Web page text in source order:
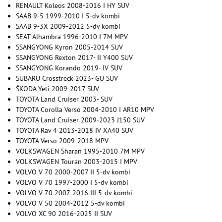
RENAULT Koleos 2008-2016 I HY SUV
SAAB 9-5 1999-2010 I 5-dv kombi
SAAB 9-3X 2009-2012 5-dv kombi
SEAT Alhambra 1996-2010 I 7M MPV
SSANGYONG Kyron 2005-2014 SUV
SSANGYONG Rexton 2017- II Y400 SUV
SSANGYONG Korando 2019- IV SUV
SUBARU Crosstreck 2023- GU SUV
ŠKODA Yeti 2009-2017 SUV
TOYOTA Land Cruiser 2003- SUV
TOYOTA Corolla Verso 2004-2010 I AR10 MPV
TOYOTA Land Cruiser 2009-2023 J150 SUV
TOYOTA Rav 4 2013-2018 IV XA40 SUV
TOYOTA Verso 2009-2018 MPV
VOLKSWAGEN Sharan 1995-2010 7M MPV
VOLKSWAGEN Touran 2003-2015 I MPV
VOLVO V 70 2000-2007 II 5-dv kombi
VOLVO V 70 1997-2000 I 5-dv kombi
VOLVO V 70 2007-2016 III 5-dv kombi
VOLVO V 50 2004-2012 5-dv kombi
VOLVO XC 90 2016-2025 II SUV